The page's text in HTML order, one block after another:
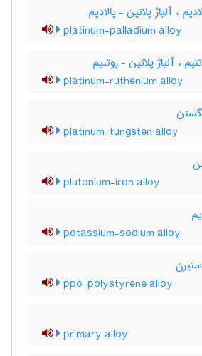
، آلیاژ پلاتین – پالادیم
platinum-palladium alloy
، آلیاژ پلاتین – روتنیم
platinum-ruthenium alloy
platinum-tungsten alloy
plutonium-iron alloy
potassium-sodium alloy
ppo-polystyrene alloy
primary alloy